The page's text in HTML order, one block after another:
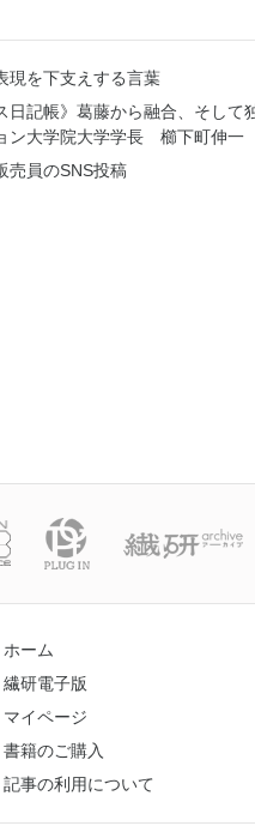
現を下支えする言葉
日記帳》葛藤から融合、そし
ン大学院大学学長 櫛下町伸一
売員のSNS投稿
ホーム
繊研電子版
マイページ
書籍のご購入
記事の利用について